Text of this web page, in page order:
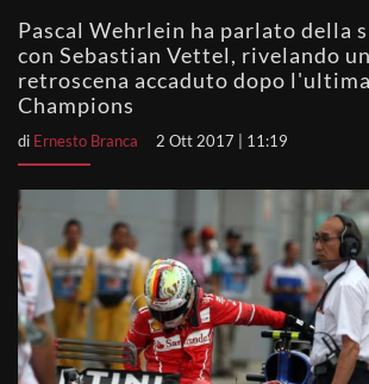
Pascal Wehrlein ha parlato della
con Sebastian Vettel, rivelando un
retroscena accaduto dopo
Champions
di Ernesto Branca 2 Ott 2017 | 11:19